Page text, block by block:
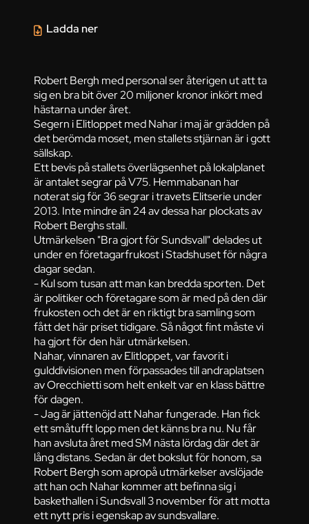
Robert Bergh med personal ser återigen ut att ta
sig en bra bit över 20 miljoner kronor inkört med
hästarna under året.
Segern i Elitloppet med Nahar i maj är grädden på
det berömda moset, men stallets stjärnan är i gott
sällskap.
Ett bevis på stallets överlägsenhet på lokalplanet
är antalet segrar på V75. Hemmabanan har
noterat sig för 36 segrar i travets Elitserie under
2013. Inte mindre än 24 av dessa har plockats av
Robert Berghs stall.
Utmärkelsen "Bra gjort för Sundsvall" delades ut
under en företagarfrukost i Stadshuset för några
dagar sedan.
- Kul som tusan att man kan bredda sporten. Det
är politiker och företagare som är med på den där
frukosten och det är en riktigt bra samling som
fått det här priset tidigare. Så något fint måste vi
ha gjort för den här utmärkelsen.
Nahar, vinnaren av Elitloppet, var favorit i
gulddivisionen men förpassades till andraplatsen
av Orecchietti som helt enkelt var en klass bättre
för dagen.
- Jag är jättenöjd att Nahar fungerade. Han fick
ett småtufft lopp men det känns bra nu. Nu får
han avsluta året med SM nästa lördag där det är
lång distans. Sedan är det bokslut för honom, sa
Robert Bergh som apropå utmärkelser avslöjade
att han och Nahar kommer att befinna sig i
baskethallen i Sundsvall 3 november för att motta
ett nytt pris i egenskap av sundsvallare.
Ladda ner